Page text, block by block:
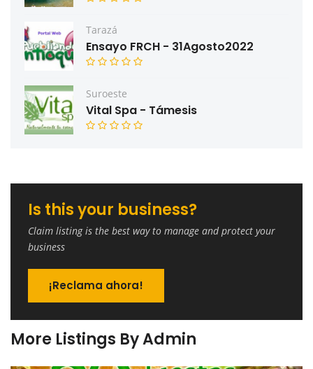
Tarazá
Ensayo FRCH - 31Agosto2022
Suroeste
Vital Spa - Támesis
Is this your business?
Claim listing is the best way to manage and protect your
business
¡Reclama ahora!
More Listings By Admin